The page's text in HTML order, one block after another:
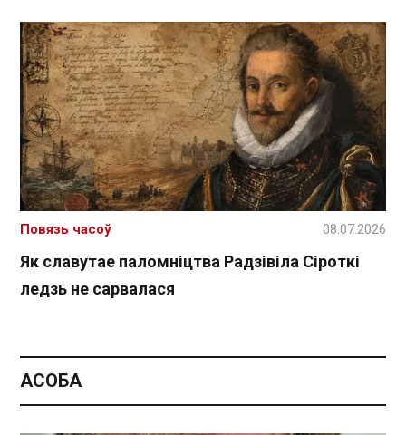
Як славутае паломніцтва Радзівіла Сіроткі
ледзь не сарвалася
Повязь часоў 08.07.2026
АСОБА